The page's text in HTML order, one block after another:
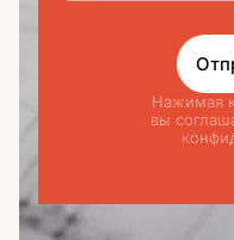
Нажимая
вы